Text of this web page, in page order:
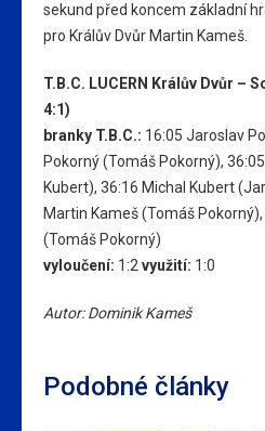
sekund před koncem základní
pro Králův Dvůr Martin Kameš.
T.B.C. LUCERN Králův Dvůr –
4:1)
branky T.B.C.: 16:05 Jaroslav
Pokorný (Tomáš Pokorný), 36:05
Kubert), 36:16 Michal Kubert
Martin Kameš (Tomáš Pokorný),
(Tomáš Pokorný)
vyloučení: 1:2 využití: 1:0
Autor: Dominik Kameš
Podobné články